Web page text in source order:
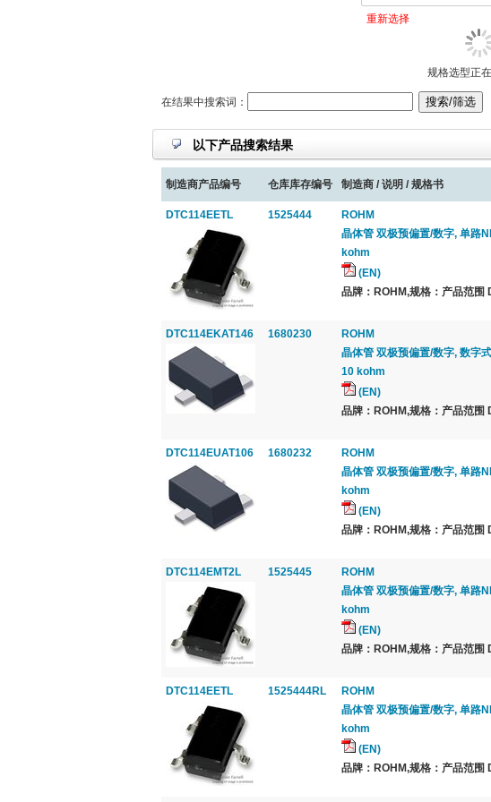
重新选择
规格选型正
在结果中搜索词：
以下产品搜索结果
制造商产品编号 仓库库存编号 制造商 / 说明 / 规格书
DTC114EETL 1525444
ROHM
晶体管 双极预偏置/数字, 单路
kohm
(EN)
品牌：ROHM,规格：产品范围
DTC114EKAT146 1680230
ROHM
晶体管 双极预偏置/数字, 数字
10 kohm
(EN)
品牌：ROHM,规格：产品范围
DTC114EUAT106 1680232
ROHM
晶体管 双极预偏置/数字, 单路
kohm
(EN)
品牌：ROHM,规格：产品范围
DTC114EMT2L 1525445
ROHM
晶体管 双极预偏置/数字, 单路
kohm
(EN)
品牌：ROHM,规格：产品范围
DTC114EETL 1525444RL
ROHM
晶体管 双极预偏置/数字, 单路
kohm
(EN)
品牌：ROHM,规格：产品范围